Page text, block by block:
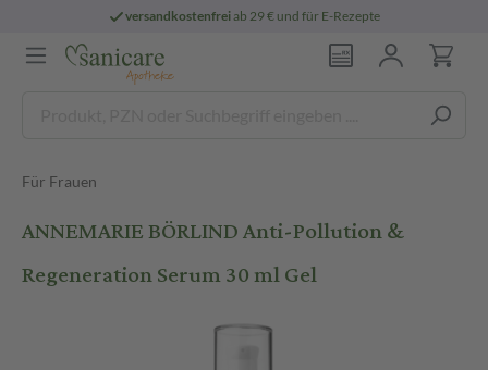
versandkostenfreiab 29 € und für E-Rezepte
Für Frauen
ANNEMARIE BÖRLIND Anti-Pollution &
Regeneration Serum 30 ml Gel